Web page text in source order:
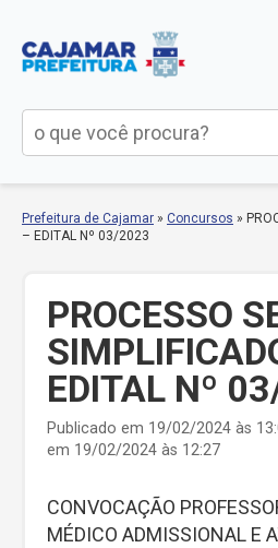
Prefeitura de Cajamar » Concursos »
– EDITAL Nº 03/2023
PROCESSO
EDITAL Nº
Publicado em 19/02/2024 às
em 19/02/2024 às 12:27
CONVOCAÇÃO
MÉDICO ADMISSIONAL E